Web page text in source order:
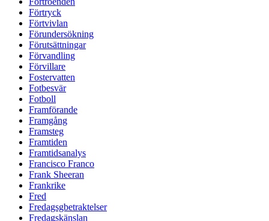
Förtryck
Förtvivlan
Förundersökning
Förutsättningar
Förvandling
Förvillare
Fostervatten
Fotbesvär
Fotboll
Framförande
Framgång
Framsteg
Framtiden
Framtidsanalys
Francisco Franco
Frank Sheeran
Frankrike
Fred
Fredagsgbetraktelser
Fredagskänslan